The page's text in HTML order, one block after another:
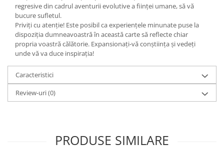
regresive din cadrul aventurii evolutive a ființei umane, să vă
bucure sufletul.
Priviți cu atenție! Este posibil ca experiențele minunate puse la
dispoziția dumneavoastră în această carte să reflecte chiar
propria voastră călătorie. Expansionați-vă conștiința și vedeți
unde vă va duce inspirația!
Caracteristici
Review-uri(0)
PRODUSE SIMILARE